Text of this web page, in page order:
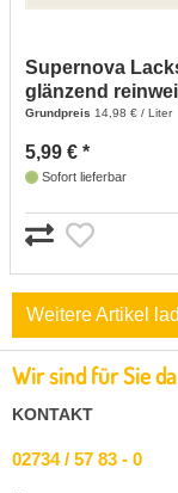
Supernova
glänzend
9010 - 400 ml
Grundpreis 14,98 € / Liter
5,99 € *
Sofort lieferbar
Weitere Artikel
Wir sind für Sie da
KONTAKT
02734 / 57 83 - 0